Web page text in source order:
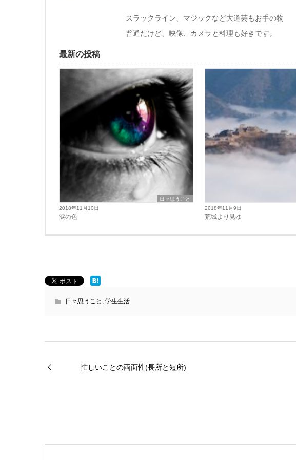
スラックライン、マジックなど大道芸もお手の物
普通だけど、映像、カメラと料理も好きです。
最新の投稿
日々思うこと
2018年11月10日
涙の色
2018年11月9日
荒城より見ゆ
日々思うこと 学生生活
忙しいことの両面性(長所と短所)